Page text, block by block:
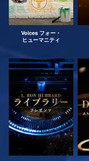
Voices フォー・
ヒューマニティ